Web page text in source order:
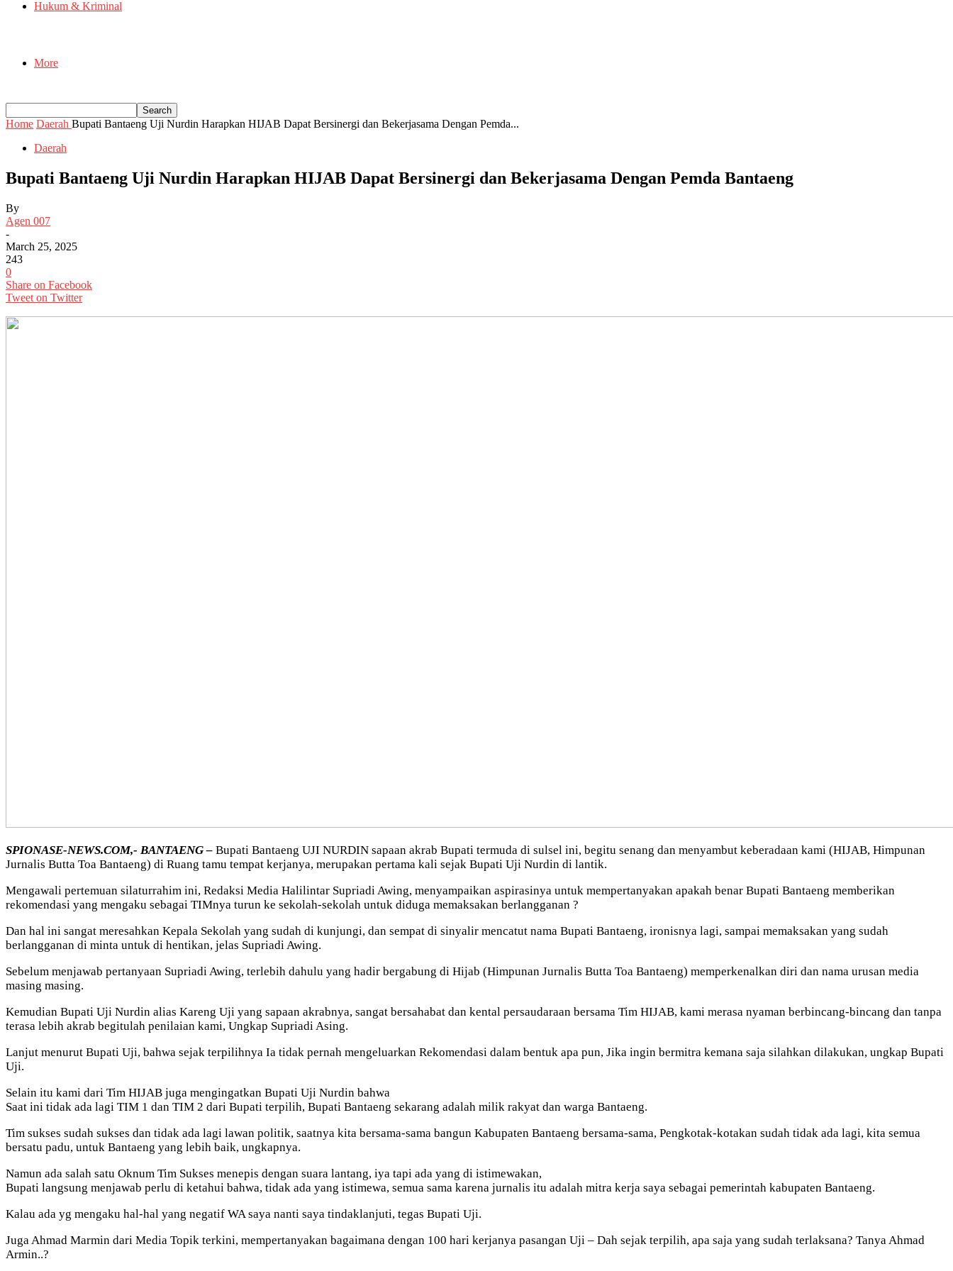
Hukum & Kriminal
More
Home Daerah Bupati Bantaeng Uji Nurdin Harapkan HIJAB Dapat Bersinergi dan Bekerjasama Dengan Pemda...
Daerah
Bupati Bantaeng Uji Nurdin Harapkan HIJAB Dapat Bersinergi dan Bekerjasama Dengan Pemda Bantaeng
By
Agen 007
-
March 25, 2025
243
0
Share on Facebook
Tweet on Twitter
SPIONASE-NEWS.COM,- BANTAENG – Bupati Bantaeng UJI NURDIN sapaan akrab Bupati termuda di sulsel ini, begitu senang dan menyambut keberadaan kami (HIJAB, Himpunan
Jurnalis Butta Toa Bantaeng) di Ruang tamu tempat kerjanya, merupakan pertama kali sejak Bupati Uji Nurdin di lantik.
Mengawali pertemuan silaturrahim ini, Redaksi Media Halilintar Supriadi Awing, menyampaikan aspirasinya untuk mempertanyakan apakah benar Bupati Bantaeng memberikan
rekomendasi yang mengaku sebagai TIMnya turun ke sekolah-sekolah untuk diduga memaksakan berlangganan ?
Dan hal ini sangat meresahkan Kepala Sekolah yang sudah di kunjungi, dan sempat di sinyalir mencatut nama Bupati Bantaeng, ironisnya lagi, sampai memaksakan yang sudah
berlangganan di minta untuk di hentikan, jelas Supriadi Awing.
Sebelum menjawab pertanyaan Supriadi Awing, terlebih dahulu yang hadir bergabung di Hijab (Himpunan Jurnalis Butta Toa Bantaeng) memperkenalkan diri dan nama urusan media
masing masing.
Kemudian Bupati Uji Nurdin alias Kareng Uji yang sapaan akrabnya, sangat bersahabat dan kental persaudaraan bersama Tim HIJAB, kami merasa nyaman berbincang-bincang dan tanpa
terasa lebih akrab begitulah penilaian kami, Ungkap Supriadi Asing.
Lanjut menurut Bupati Uji, bahwa sejak terpilihnya Ia tidak pernah mengeluarkan Rekomendasi dalam bentuk apa pun, Jika ingin bermitra kemana saja silahkan dilakukan, ungkap Bupati
Uji.
Selain itu kami dari Tim HIJAB juga mengingatkan Bupati Uji Nurdin bahwa
Saat ini tidak ada lagi TIM 1 dan TIM 2 dari Bupati terpilih, Bupati Bantaeng sekarang adalah milik rakyat dan warga Bantaeng.
Tim sukses sudah sukses dan tidak ada lagi lawan politik, saatnya kita bersama-sama bangun Kabupaten Bantaeng bersama-sama, Pengkotak-kotakan sudah tidak ada lagi, kita semua
bersatu padu, untuk Bantaeng yang lebih baik, ungkapnya.
Namun ada salah satu Oknum Tim Sukses menepis dengan suara lantang, iya tapi ada yang di istimewakan,
Bupati langsung menjawab perlu di ketahui bahwa, tidak ada yang istimewa, semua sama karena jurnalis itu adalah mitra kerja saya sebagai pemerintah kabupaten Bantaeng.
Kalau ada yg mengaku hal-hal yang negatif WA saya nanti saya tindaklanjuti, tegas Bupati Uji.
Juga Ahmad Marmin dari Media Topik terkini, mempertanyakan bagaimana dengan 100 hari kerjanya pasangan Uji – Dah sejak terpilih, apa saja yang sudah terlaksana? Tanya Ahmad
Armin..?